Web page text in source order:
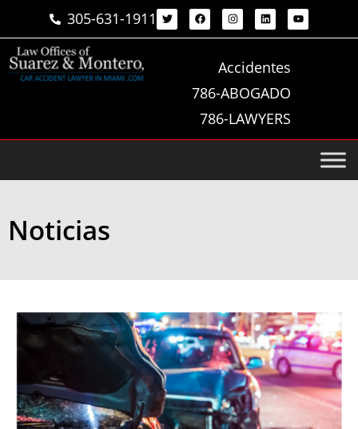
305-631-1911
Accidentes
786-ABOGADO
786-LAWYERS
Noticias